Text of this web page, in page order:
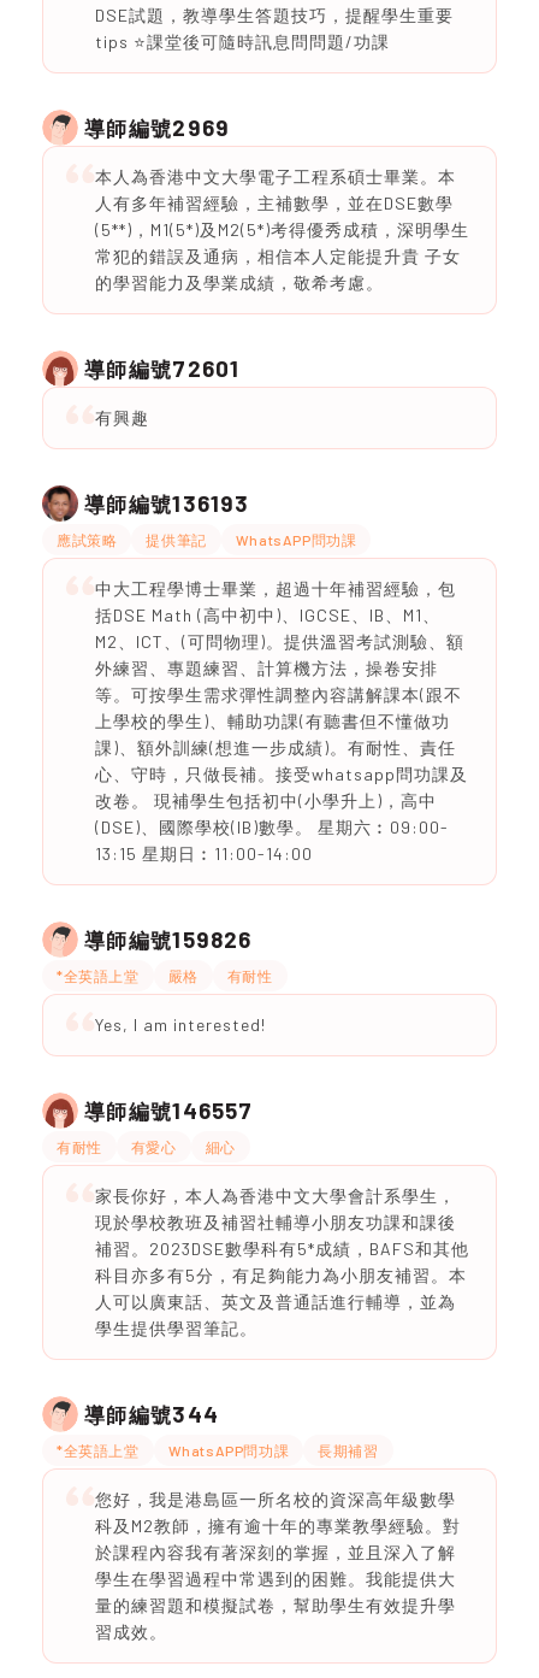
DSE試題，教導學生答題技巧，提醒學生重要
tips ⭐️課堂後可隨時訊息問問題/功課
導師編號2969
本人為香港中文大學電子工程系碩士畢業。本
人有多年補習經驗，主補數學，並在DSE數學
(5**)，M1(5*)及M2(5*)考得優秀成積，深明學生
常犯的錯誤及通病，相信本人定能提升貴 子女
的學習能力及學業成績，敬希考慮。
導師編號72601
有興趣
導師編號136193
應試策略 提供筆記 WhatsAPP問功課
中大工程學博士畢業，超過十年補習經驗，包
括DSE Math (高中初中)、IGCSE、IB、M1、
M2、ICT、(可問物理)。提供溫習考試測驗、額
外練習、專題練習、計算機方法，操卷安排
等。可按學生需求彈性調整內容講解課本(跟不
上學校的學生)、輔助功課(有聽書但不懂做功
課)、額外訓練(想進一步成績)。有耐性、責任
心、守時，只做長補。接受whatsapp問功課及
改卷。 現補學生包括初中(小學升上)，高中
(DSE)、國際學校(IB)數學。 星期六︰09:00-
13:15 星期日︰11:00-14:00
導師編號159826
*全英語上堂 嚴格 有耐性
Yes, I am interested!
導師編號146557
有耐性 有愛心 細心
家長你好，本人為香港中文大學會計系學生，
現於學校教班及補習社輔導小朋友功課和課後
補習。2023DSE數學科有5*成績，BAFS和其他
科目亦多有5分，有足夠能力為小朋友補習。本
人可以廣東話、英文及普通話進行輔導，並為
學生提供學習筆記。
導師編號344
*全英語上堂 WhatsAPP問功課 長期補習
您好，我是港島區一所名校的資深高年級數學
科及M2教師，擁有逾十年的專業教學經驗。對
於課程內容我有著深刻的掌握，並且深入了解
學生在學習過程中常遇到的困難。我能提供大
量的練習題和模擬試卷，幫助學生有效提升學
習成效。